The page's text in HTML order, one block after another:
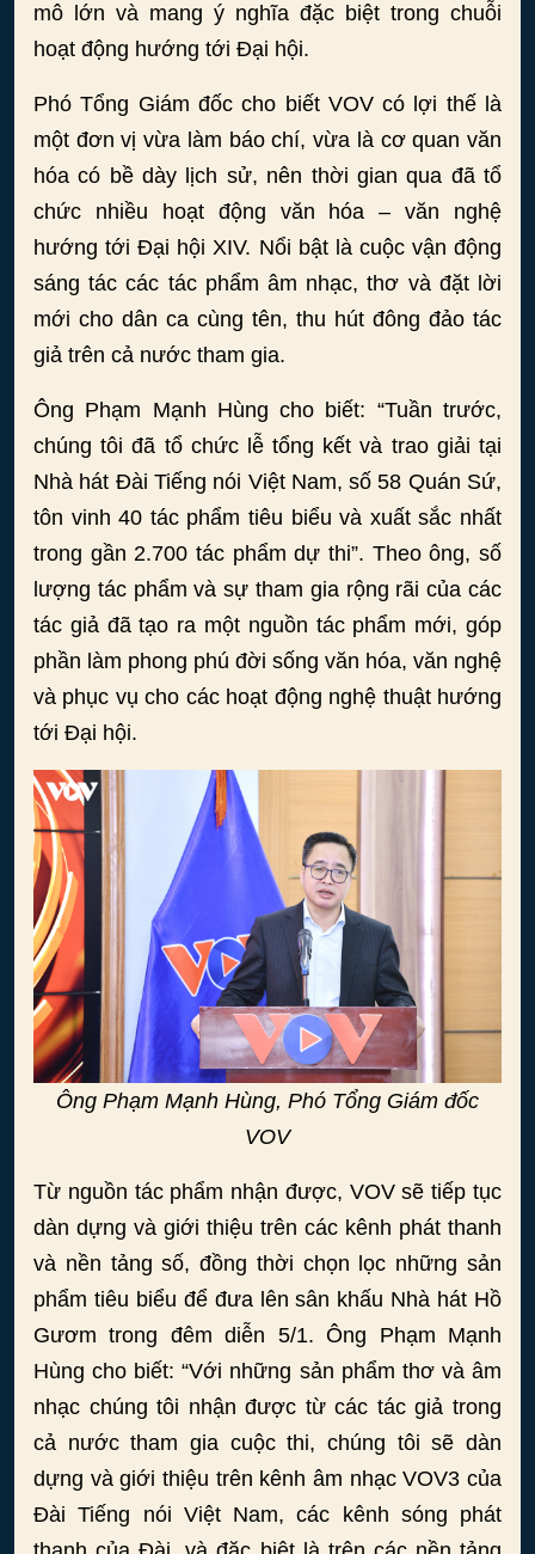
mô lớn và mang ý nghĩa đặc biệt trong chuỗi
hoạt động hướng tới Đại hội.
Phó Tổng Giám đốc cho biết VOV có lợi thế là
một đơn vị vừa làm báo chí, vừa là cơ quan văn
hóa có bề dày lịch sử, nên thời gian qua đã tổ
chức nhiều hoạt động văn hóa – văn nghệ
hướng tới Đại hội XIV. Nổi bật là cuộc vận động
sáng tác các tác phẩm âm nhạc, thơ và đặt lời
mới cho dân ca cùng tên, thu hút đông đảo tác
giả trên cả nước tham gia.
Ông Phạm Mạnh Hùng cho biết: “Tuần trước,
chúng tôi đã tổ chức lễ tổng kết và trao giải tại
Nhà hát Đài Tiếng nói Việt Nam, số 58 Quán Sứ,
tôn vinh 40 tác phẩm tiêu biểu và xuất sắc nhất
trong gần 2.700 tác phẩm dự thi”. Theo ông, số
lượng tác phẩm và sự tham gia rộng rãi của các
tác giả đã tạo ra một nguồn tác phẩm mới, góp
phần làm phong phú đời sống văn hóa, văn nghệ
và phục vụ cho các hoạt động nghệ thuật hướng
tới Đại hội.
Ông Phạm Mạnh Hùng, Phó Tổng Giám đốc
VOV
Từ nguồn tác phẩm nhận được, VOV sẽ tiếp tục
dàn dựng và giới thiệu trên các kênh phát thanh
và nền tảng số, đồng thời chọn lọc những sản
phẩm tiêu biểu để đưa lên sân khấu Nhà hát Hồ
Gươm trong đêm diễn 5/1. Ông Phạm Mạnh
Hùng cho biết: “Với những sản phẩm thơ và âm
nhạc chúng tôi nhận được từ các tác giả trong
cả nước tham gia cuộc thi, chúng tôi sẽ dàn
dựng và giới thiệu trên kênh âm nhạc VOV3 của
Đài Tiếng nói Việt Nam, các kênh sóng phát